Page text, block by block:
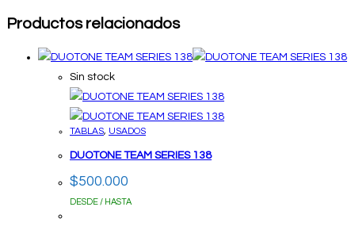
Productos relacionados
Sin stock
TABLAS, USADOS
DUOTONE TEAM SERIES 138
$500.000
DESDE / HASTA